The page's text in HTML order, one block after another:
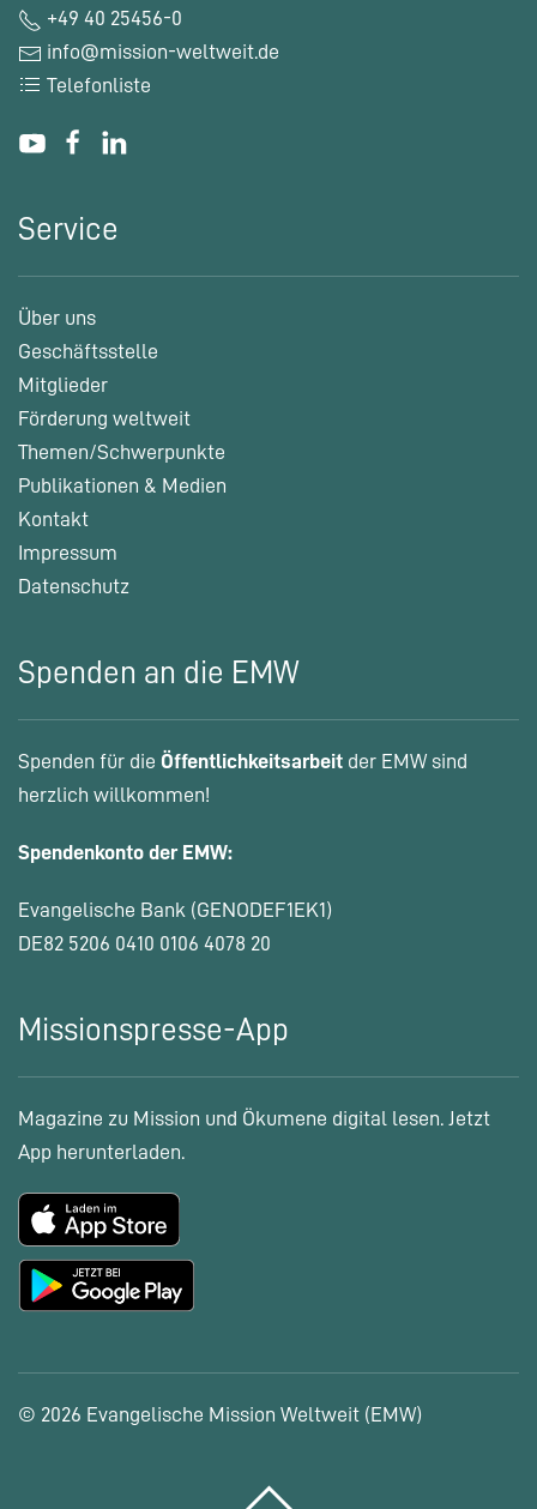
+49 40 25456-0
info@mission-weltweit.de
Telefonliste
Service
Über uns
Geschäftsstelle
Mitglieder
Förderung weltweit
Themen/Schwerpunkte
Publikationen & Medien
Kontakt
Impressum
Datenschutz
Spenden an die EMW
Spenden für die Öffentlichkeitsarbeit der EMW sind
herzlich willkommen!
Spendenkonto der EMW:
Evangelische Bank (GENODEF1EK1)
DE82 5206 0410 0106 4078 20
Missionspresse-App
Magazine zu Mission und Ökumene digital lesen. Jetzt
App herunterladen.
© 2026 Evangelische Mission Weltweit (EMW)